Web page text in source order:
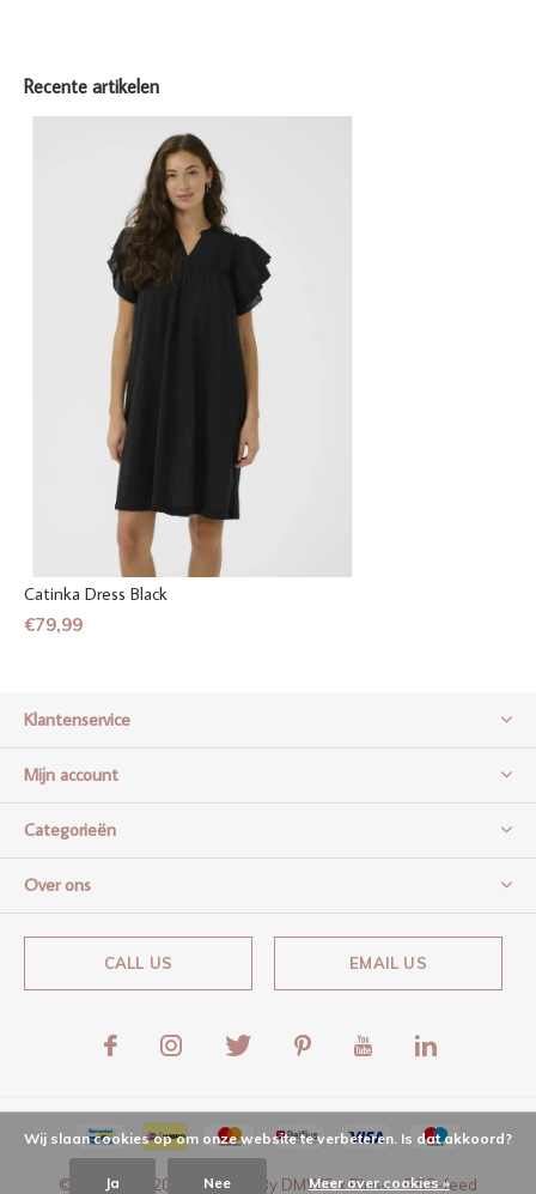
Recente artikelen
Catinka Dress Black
€79,99
Klantenservice
Mijn account
Categorieën
Over ons
CALL US EMAIL US
© Copyright 2026 - Theme By DMWSxPlus+-RSS-feed
Wij slaan cookies op om onze website te verbeteren. Is dat akkoord?
Ja Nee Meer over cookies »